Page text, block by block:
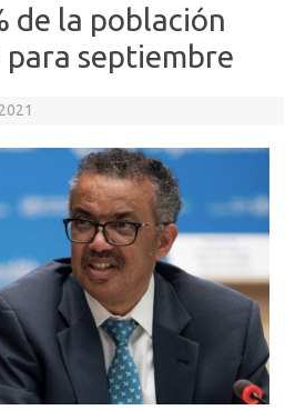
de la población
septiembre